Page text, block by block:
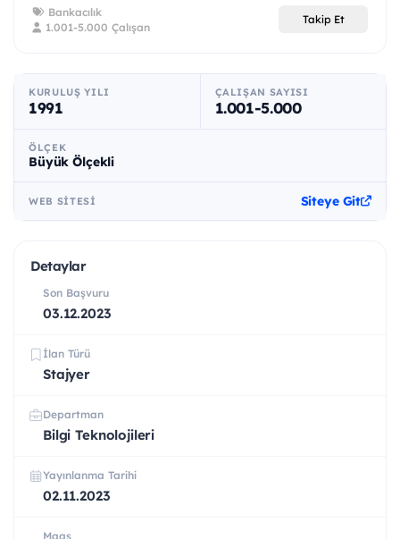
Bankacılık
1.001-5.000 Çalışan
Takip Et
KURULUŞ YILI
1991
ÇALIŞAN SAYISI
1.001-5.000
ÖLÇEK
Büyük Ölçekli
WEB SITESI Siteye Git
Detaylar
Son Başvuru
03.12.2023
İlan Türü
Stajyer
Departman
Bilgi Teknolojileri
Yayınlanma Tarihi
02.11.2023
Maaş